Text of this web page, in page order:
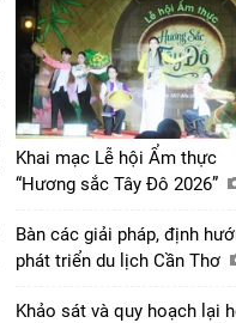
Khai mạc Lễ hội Ẩm thực
“Hương sắc Tây Đô 2026”
Bàn các giải pháp, định
phát triển du lịch Cần Thơ
Khảo sát và quy hoạch lại